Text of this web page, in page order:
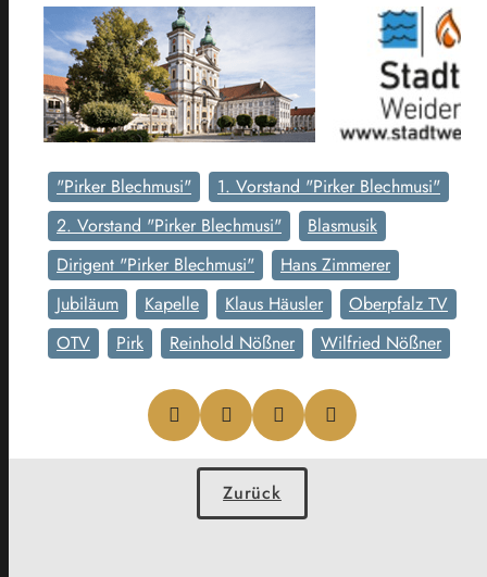
"Pirker Blechmusi"
1. Vorstand "Pirker Blechmusi"
2. Vorstand "Pirker Blechmusi"
Blasmusik
Dirigent "Pirker Blechmusi"
Hans Zimmerer
Jubiläum
Kapelle Klaus Häusler
Oberpfalz TV
OTV
Pirk Reinhold Nößner Wilfried Nößner
Zurück